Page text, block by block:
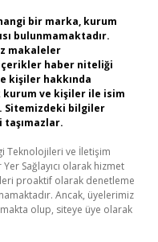
bir marka, kurum
bulunmamaktadır.
makaleler
haber niteliği
kişiler hakkında
kurum ve kişiler ile isim
Sitemizdeki bilgiler
Teknolojileri ve İletişim
Sağlayıcı olarak hizmet
proaktif olarak denetleme
Ancak, üyelerimiz
olup, siteye üye olarak